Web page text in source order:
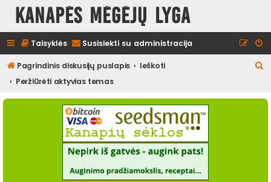
Kanapės mėgėjų lyga
Taisyklės Susisiekti su administracija
Pagrindinis diskusijų puslapis
Ieškoti
Peržiūrėti aktyvias temas
š